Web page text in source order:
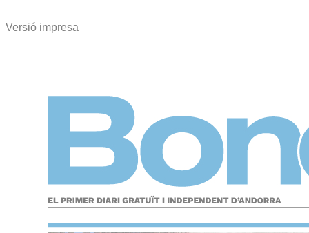
Versió impresa